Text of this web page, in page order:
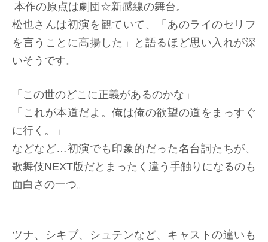
本作の原点は劇団☆新感線の舞台。
松也さんは初演を観ていて、「あのライのセリフ
を言うことに高揚した」と語るほど思い入れが深
いそうです。
「この世のどこに正義があるのかな」
「これが本道だよ。俺は俺の欲望の道をまっすぐ
に行く。」
などなど…初演でも印象的だった名台詞たちが、
歌舞伎NEXT版だとまったく違う手触りになるのも
面白さの一つ。
ツナ、シキブ、シュテンなど、キャストの違いも